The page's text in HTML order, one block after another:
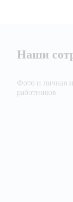
Наши
Фото и личная
работников